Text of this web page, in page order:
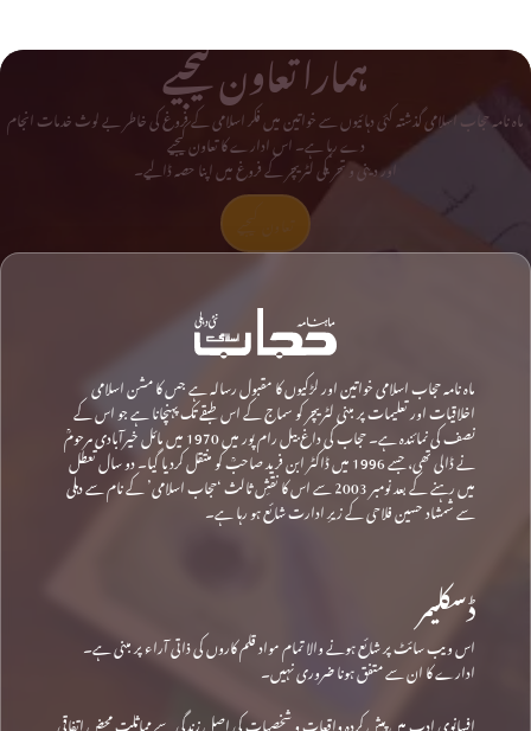
ہمارا تعاون کیجیے
ماہ نامہ حجاب اسلامی گذشتہ کئی دہائیوں سے خواتین میں فکر اسلامی کے فروغ کی خاطر بے لوث خدمات انجام
دے رہا ہے۔ اس ادارے کا تعاون کیجیے
اور دینی و تحریکی لٹریچر کے فروغ میں اپنا حصہ ڈالیے۔
ماہ نامہ حجاب اسلامی خواتین اور لڑکیوں کا مقبول رسالہ ہے جس کا مشن اسلامی
اخلاقیات اور تعلیمات پر مبنی لٹریچر کو سماج کے اس طبقے تک پہنچانا ہے جو اس کے
نصف کی نمائندہ ہے۔ حجاب کی داغ بیل رام پور میں 1970 میں مائل خیرآبادی مرحومؒ
نے ڈالی تھی، جسے 1996 میں ڈاکٹر ابن فرید صاحبؒ کو منتقل کردیا گیا۔ دو سال تعطل
میں رہنے کے بعد نومبر 2003 سے اس کا نقشِ ثالث ‘حجاب اسلامی’ کے نام سے دہلی
سے شمشاد حسین فلاحی کے زیرِ ادارت شائع ہو رہا ہے۔
ڈسکلیمر
اس ویب سائٹ پر شائع ہونے والا تمام مواد قلم کاروں کی ذاتی آراء پر مبنی ہے۔
ادارے کا ان سے متفق ہونا ضروری نہیں۔
افسانوی ادب میں پیش کردہ واقعات و شخصیات کی اصل زندگی سے مماثلت محض اتفاقی